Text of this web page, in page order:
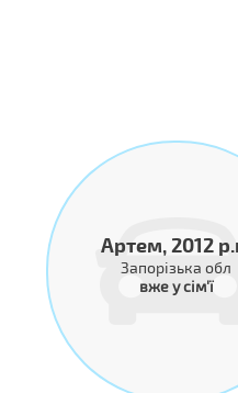
Артем, 2012
Запорізька обл
вже у сім'ї